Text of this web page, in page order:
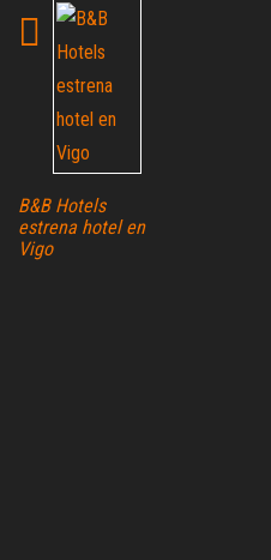
B&B Hotels
estrena hotel en
Vigo